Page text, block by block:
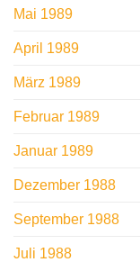
Mai 1989
April 1989
März 1989
Februar 1989
Januar 1989
Dezember 1988
September 1988
Juli 1988